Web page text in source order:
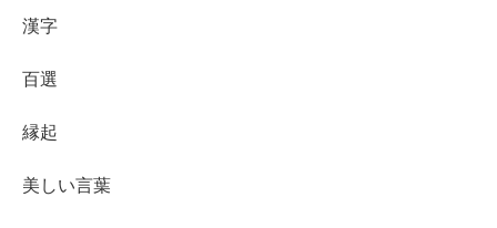
漢字
百選
縁起
美しい言葉